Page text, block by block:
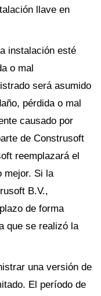
llave en
instalación esté
o mal
será asumido
pérdida o mal
causado por
de Construsoft
reemplazará el
mejor. Si la
B.V.,
de forma
que se realizó la
una versión de
El período de